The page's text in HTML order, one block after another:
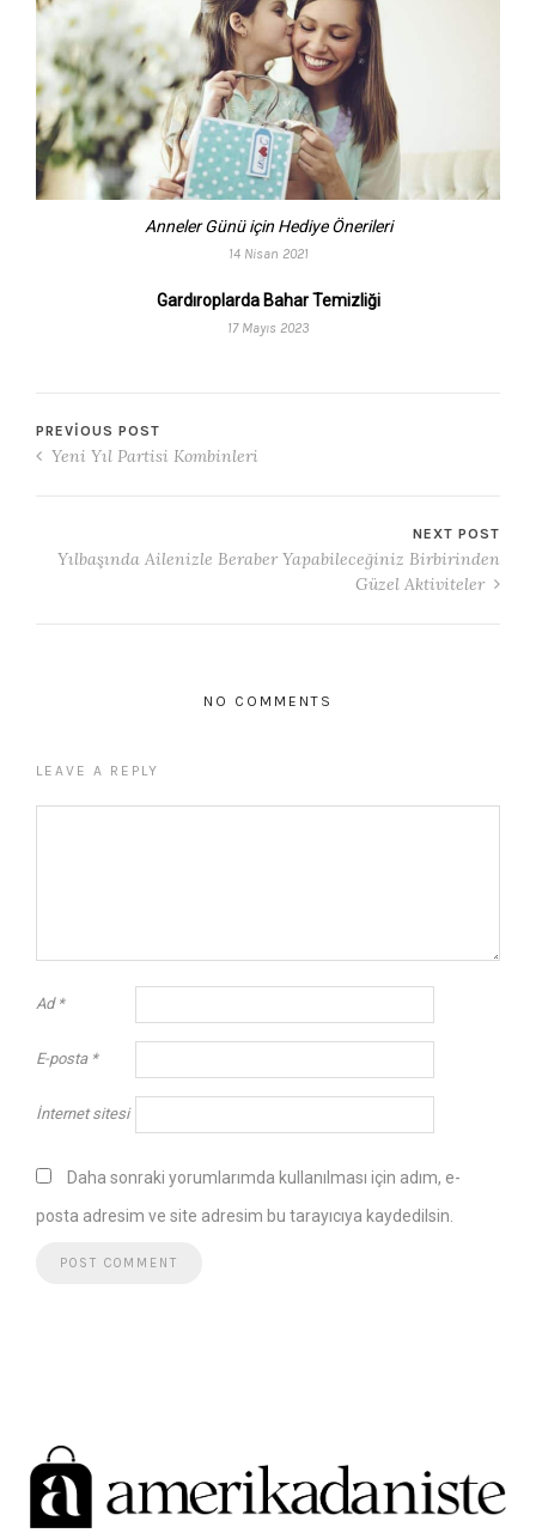
Anneler Günü için Hediye Önerileri
14 Nisan 2021
Gardıroplarda Bahar Temizliği
17 Mayıs 2023
PREVIOUS POST
Yeni Yıl Partisi Kombinleri
NEXT POST
Yılbaşında Ailenizle Beraber Yapabileceğiniz Birbirinden
Güzel Aktiviteler
NO COMMENTS
LEAVE A REPLY
Ad *
E-posta *
İnternet sitesi
Daha sonraki yorumlarımda kullanılması için adım, e-
posta adresim ve site adresim bu tarayıcıya kaydedilsin.